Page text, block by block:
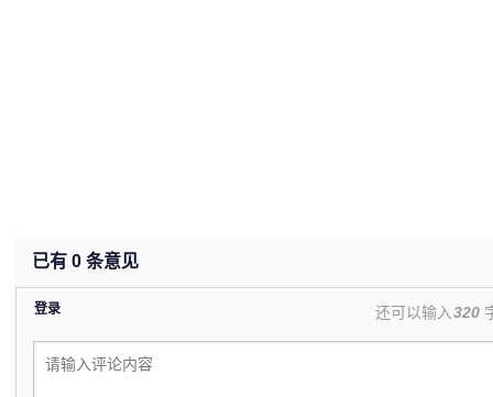
已有 0 条意见
登录 还可以输入320